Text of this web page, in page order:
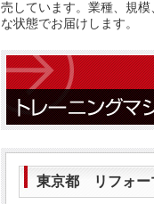
売しています。業種、規
な状態でお届けします。
東京都 リフォー